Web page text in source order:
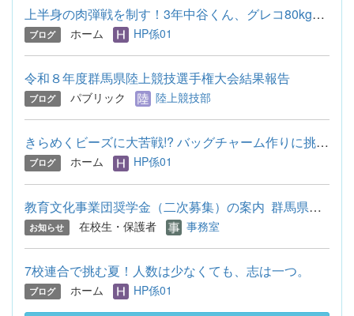
上半身の肉弾戦を制す！3年中谷くん、グレコ80kg級で全国切符！
ブログ ホーム HP係01
令和８年度群馬県陸上競技選手権大会結果報告
ブログ パブリック 陸上競技部
きらめくビーズに大苦戦!? バッグチャーム作りに挑戦しました。
ブログ ホーム HP係01
教育文化事業団奨学金（二次募集）の案内 群馬県教育文化事業団...
お知らせ 在校生・保護者 事務室
7校連合で挑む夏！人数は少なくても、志は一つ。
ブログ ホーム HP係01